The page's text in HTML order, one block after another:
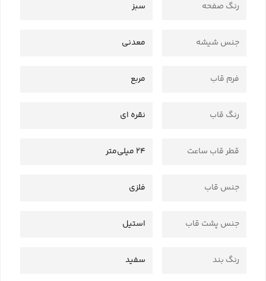
رنگ صفحه سبز
جنس شیشه معدنی
فرم قاب مربع
رنگ قاب نقره ای
قطر قاب ساعت 24 میلی‌متر
جنس قاب فلزی
جنس پشت قاب استیل
رنگ بند سفید